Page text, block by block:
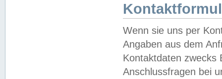
Wenn sie uns per
Angaben aus dem
Kontaktdaten zwecks
Anschlussfragen bei